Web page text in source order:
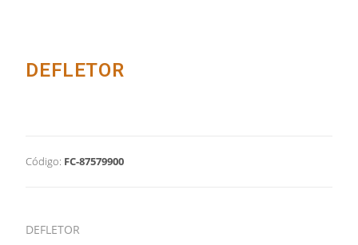
DEFLETOR
Código: FC-87579900
DEFLETOR